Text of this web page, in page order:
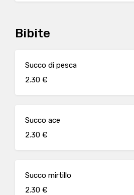
Bibite
Succo di pesca
2.30 €
Succo ace
2.30 €
Succo mirtillo
2.30 €